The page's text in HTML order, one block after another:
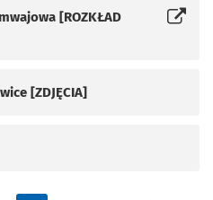
[ROZKŁAD
[ZDJĘCIA]